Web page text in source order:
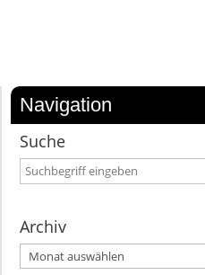
Navigation
Suche
Archiv
Archiv